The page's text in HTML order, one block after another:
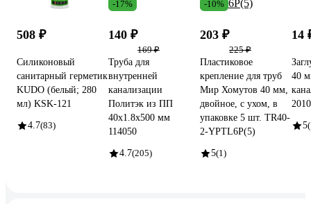
508 ₽
Силиконовый
санитарный герметик
KUDO (белый; 280
мл) KSK-121
4.7(83)
-17%
140 ₽
169 ₽
Труба для
внутренней
канализации
Политэк из ПП
40х1.8х500 мм
114050
4.7(205)
-10%
203 ₽
225 ₽
Пластиковое
крепление для труб
Мир Хомутов 40 мм,
двойное, с ухом, в
упаковке 5 шт. TR40-
2-YPTL6P(5)
5(1)
14
40
5